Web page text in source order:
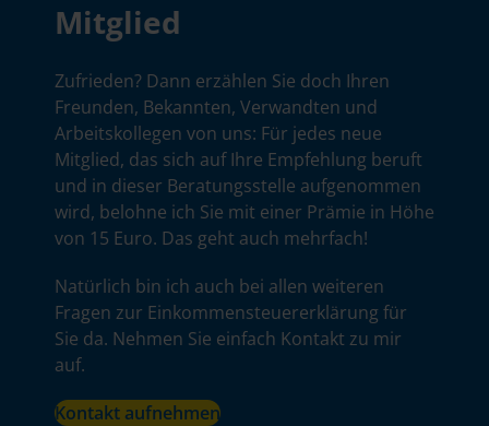
Mitglied
Zufrieden? Dann erzählen Sie doch Ihren
Freunden, Bekannten, Verwandten und
Arbeitskollegen von uns: Für jedes neue
Mitglied, das sich auf Ihre Empfehlung beruft
und in dieser Beratungsstelle aufgenommen
wird, belohne ich Sie mit einer Prämie in Höhe
von 15 Euro. Das geht auch mehrfach!
Natürlich bin ich auch bei allen weiteren
Fragen zur Einkommensteuererklärung für
Sie da. Nehmen Sie einfach Kontakt zu mir
auf.
Kontakt aufnehmen